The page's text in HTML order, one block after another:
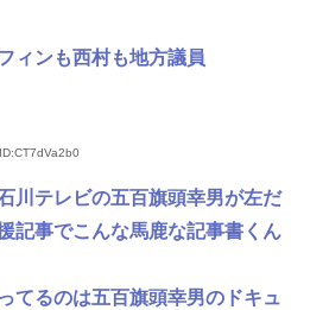
ィンも西村も地方議員
ID:CT7dVa2b0
川テレビの五百旗頭幸男が左だ
記事でこんな馬鹿な記事書くん
てるのは五百旗頭幸男のドキュ